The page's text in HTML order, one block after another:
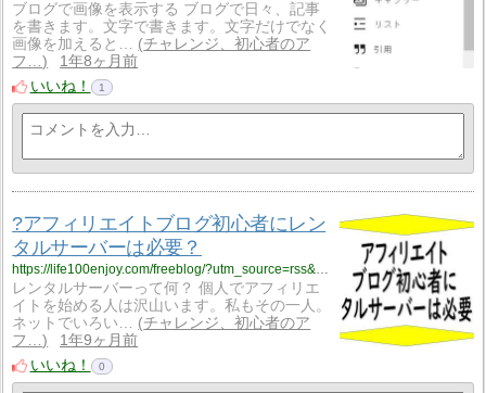
ブログで画像を表示する ブログで日々、記事
を書きます。文字で書きます。文字だけでなく
画像を加えると…
チャレンジ、初心者のア
フ…
1年8ヶ月前
いいね！
1
?アフィリエイトブログ初心者にレン
タルサーバーは必要？
https://life100enjoy.com/freeblog/?utm_source=rss&utm_medium=rss&utm_campaign=freeblog
レンタルサーバーって何？ 個人でアフィリエ
イトを始める人は沢山います。私もその一人。
ネットでいろい…
チャレンジ、初心者のア
フ…
1年9ヶ月前
いいね！
0